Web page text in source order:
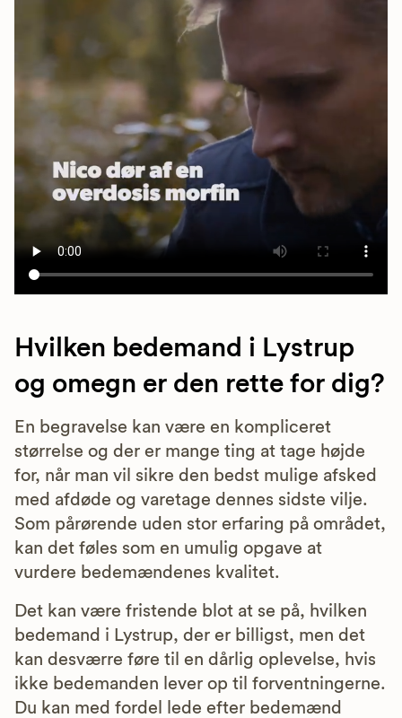
Hvilken bedemand i Lystrup
og omegn er den rette for dig?
En begravelse kan være en kompliceret
størrelse og der er mange ting at tage højde
for, når man vil sikre den bedst mulige afsked
med afdøde og varetage dennes sidste vilje.
Som pårørende uden stor erfaring på området,
kan det føles som en umulig opgave at
vurdere bedemændenes kvalitet.
Det kan være fristende blot at se på, hvilken
bedemand i Lystrup, der er billigst, men det
kan desværre føre til en dårlig oplevelse, hvis
ikke bedemanden lever op til forventningerne.
Du kan med fordel lede efter bedemænd